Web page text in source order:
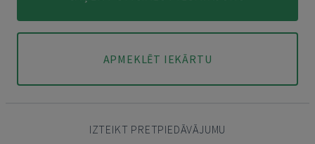
APMEKLĒT IEKĀRTU
IZTEIKT PRETPIEDĀVĀJUMU